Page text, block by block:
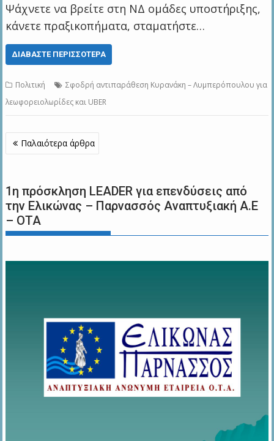
Ψάχνετε να βρείτε στη ΝΔ ομάδες υποστήριξης,
κάνετε πραξικοπήματα, σταματήστε…
ΔΙΑΒΆΣΤΕ ΠΕΡΙΣΣΌΤΕΡΑ
Πολιτική
Σφοδρή αντιπαράθεση Κυρανάκη – Λυμπερόπουλου για
λεωφορειολωρίδες και UBER
Πλοήγηση
άρθρων
Παλαιότερα άρθρα
1η πρόσκληση LEADER για επενδύσεις από
την Ελικώνας – Παρνασσός Αναπτυξιακή Α.Ε
– ΟΤΑ